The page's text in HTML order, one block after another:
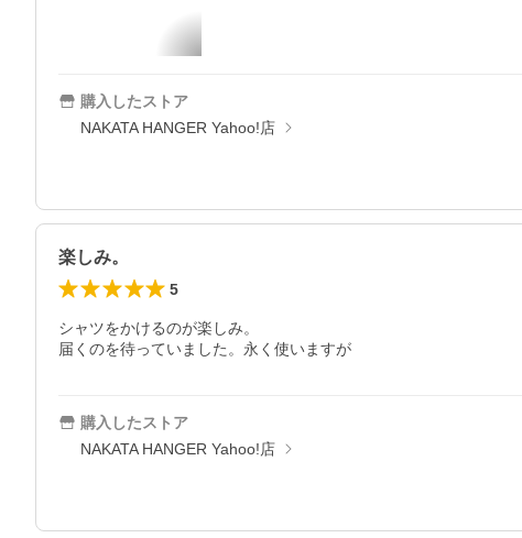
購入したストア
NAKATA HANGER Yahoo!店
楽しみ。
5
シャツをかけるのが楽しみ。
届くのを待っていました。永く使いますが
購入したストア
NAKATA HANGER Yahoo!店